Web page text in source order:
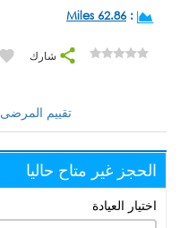
:
62.86 Miles
شارك
تقييم المرضى
الحجز غير متاح حاليا
اختيار العيادة